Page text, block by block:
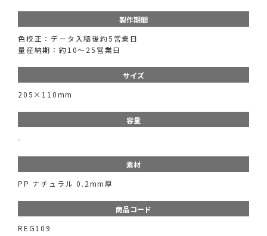
製作期間
色校正：データ入稿後約5営業日
量産納期：約10〜25営業日
サイズ
205×110mm
容量
-
素材
PP ナチュラル 0.2mm厚
商品コード
REG109